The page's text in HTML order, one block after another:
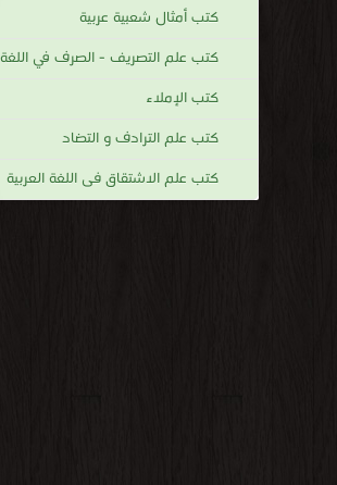
كتب أمثال شعبية عربية
كتب علم التصريف - الصرف في اللغة
كتب الإملاء
كتب علم الترادف و التضاد
كتب علم الاشتقاق فى اللغة العربية